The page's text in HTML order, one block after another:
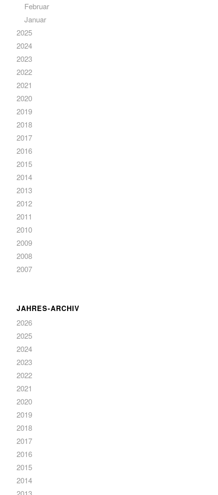
Februar
Januar
2025
2024
2023
2022
2021
2020
2019
2018
2017
2016
2015
2014
2013
2012
2011
2010
2009
2008
2007
JAHRES-ARCHIV
2026
2025
2024
2023
2022
2021
2020
2019
2018
2017
2016
2015
2014